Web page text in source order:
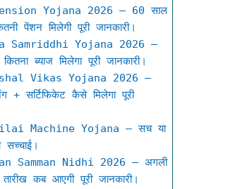
Yojana 2026 – 60 साल
पेंशन मिलेगी पूरी जानकारी।
Samriddhi Yojana 2026 –
ब्याज मिलेगा पूरी जानकारी।
Vikas Yojana 2026 –
+ सर्टिफिकेट कैसे मिलेगा पूरी
Machine Yojana – सच या
Samman Nidhi 2026 – अगली
कब आएगी पूरी जानकारी।